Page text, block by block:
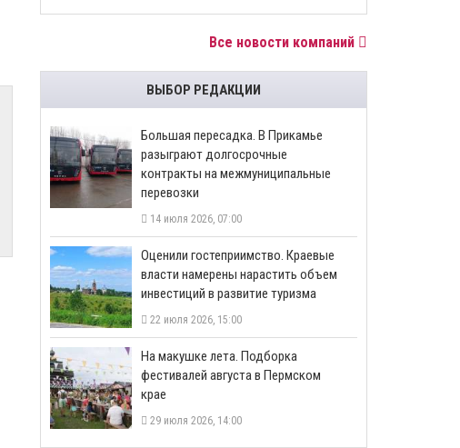
Все новости компаний
ВЫБОР РЕДАКЦИИ
Большая пересадка. В Прикамье
разыграют долгосрочные
контракты на межмуниципальные
перевозки
14 июля 2026, 07:00
Оценили гостеприимство. Краевые
власти намерены нарастить объем
инвестиций в развитие туризма
22 июля 2026, 15:00
На макушке лета. Подборка
фестивалей августа в Пермском
крае
29 июля 2026, 14:00